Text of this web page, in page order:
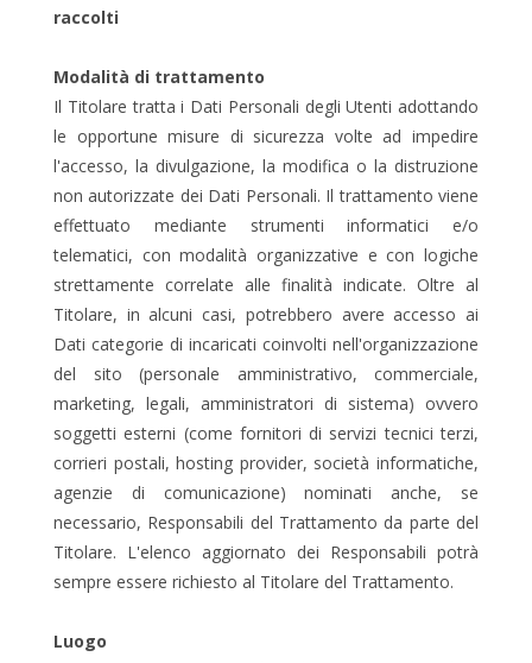
raccolti
Modalità di trattamento
Il Titolare tratta i Dati Personali degli Utenti adottando
le opportune misure di sicurezza volte ad impedire
l'accesso, la divulgazione, la modifica o la distruzione
non autorizzate dei Dati Personali. Il trattamento viene
effettuato mediante strumenti informatici e/o
telematici, con modalità organizzative e con logiche
strettamente correlate alle finalità indicate. Oltre al
Titolare, in alcuni casi, potrebbero avere accesso ai
Dati categorie di incaricati coinvolti nell'organizzazione
del sito (personale amministrativo, commerciale,
marketing, legali, amministratori di sistema) ovvero
soggetti esterni (come fornitori di servizi tecnici terzi,
corrieri postali, hosting provider, società informatiche,
agenzie di comunicazione) nominati anche, se
necessario, Responsabili del Trattamento da parte del
Titolare. L'elenco aggiornato dei Responsabili potrà
sempre essere richiesto al Titolare del Trattamento.
Luogo